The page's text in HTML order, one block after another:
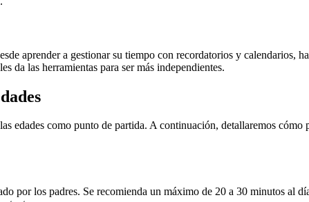
aprender a gestionar su tiempo con recordatorios y calendarios,
da las herramientas para ser más independientes.
edades como punto de partida. A continuación, detallaremos
por los padres. Se recomienda un máximo de 20 a 30 minutos al